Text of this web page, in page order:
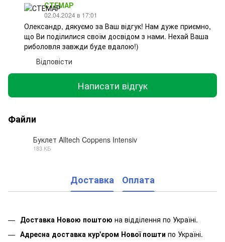
СТЕМАР
02.04.2024 в 17:01
Олександр, дякуємо за Ваш відгук! Нам дуже приємно,
що Ви поділилися своїм досвідом з нами. Нехай Ваша
риболовля завжди буде вдалою!)
Відповісти
Написати відгук
Файли
Буклет Alltech Coppens Intensiv
183 КБ
Доставка Оплата
Доставка Новою поштою на відділення по Україні.
Адресна доставка кур'єром Нової пошти по Україні.